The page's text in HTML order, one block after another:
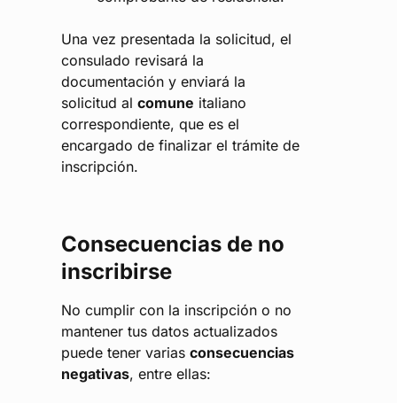
Una vez presentada la solicitud, el
consulado revisará la
documentación y enviará la
solicitud alcomune italiano
correspondiente, que es el
encargado de finalizar el trámite de
inscripción.
Consecuencias de no
inscribirse
No cumplir con la inscripción o no
mantener tus datos actualizados
puede tener variasconsecuencias
negativas, entre ellas: